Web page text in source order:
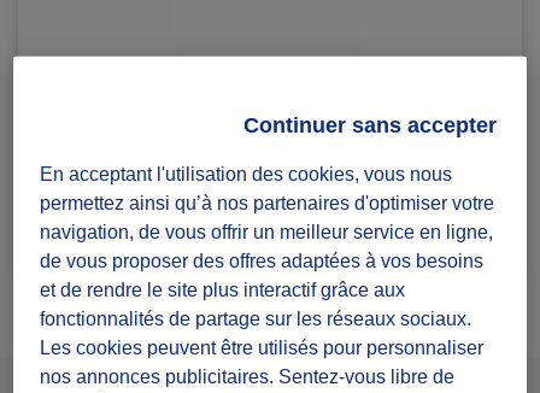
Rejoindre le groupe 1 défi lancé
En acceptant l'utilisation des cookies, vous nous
permettez ainsi qu’à nos partenaires d'optimiser votre
navigation, de vous offrir un meilleur service en ligne,
de vous proposer des offres adaptées à vos besoins
et de rendre le site plus interactif grâce aux
fonctionnalités de partage sur les réseaux sociaux.
Les cookies peuvent être utilisés pour personnaliser
nos annonces publicitaires. Sentez-vous libre de
Continuer sans accepter